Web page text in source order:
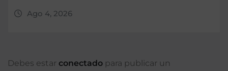
Ago 4, 2026
Debes estar conectado para publicar un